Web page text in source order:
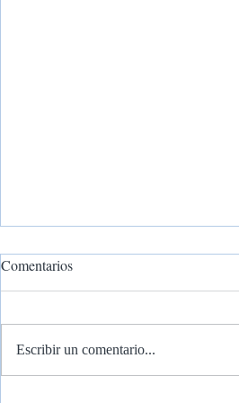
Comentarios
Escribir un comentario...